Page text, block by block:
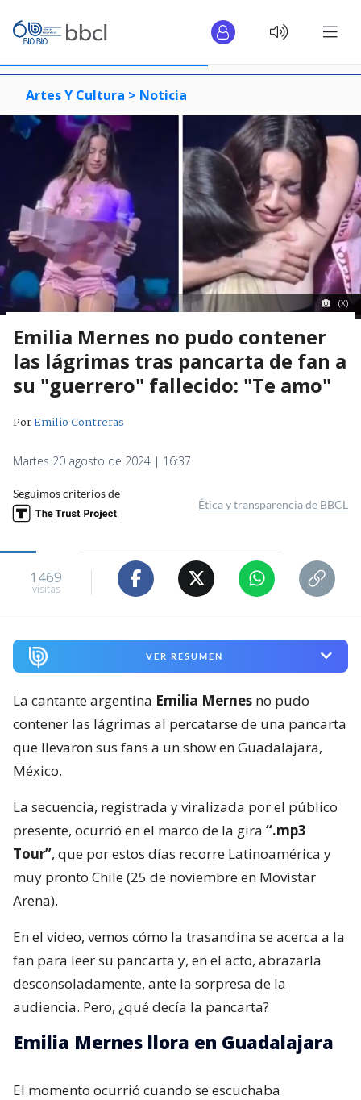
Artes Y Cultura > Noticia
(X)
Emilia Mernes no pudo contener
las lágrimas tras pancarta de fan a
su "guerrero" fallecido: "Te amo"
PorEmilio Contreras
Martes 20 agosto de 2024 | 16:37
Seguimos criterios de
Ética y transparencia de BBCL
1469
visitas
VER RESUMEN
La cantante argentina Emilia Mernes no pudo
contener las lágrimas al percatarse de una pancarta
que llevaron sus fans a un show en Guadalajara,
México.
La secuencia, registrada y viralizada por el público
presente, ocurrió en el marco de la gira “.mp3
Tour”, que por estos días recorre Latinoamérica y
muy pronto Chile (25 de noviembre en Movistar
Arena).
En el video, vemos cómo la trasandina se acerca a la
fan para leer su pancarta y, en el acto, abrazarla
desconsoladamente, ante la sorpresa de la
audiencia. Pero, ¿qué decía la pancarta?
Emilia Mernes llora en Guadalajara
El momento ocurrió cuando se escuchaba